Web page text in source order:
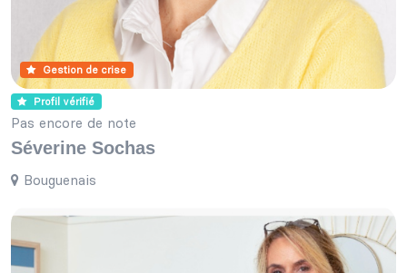
Gestion de crise
Profil vérifié
Pas encore de note
Séverine Sochas
Bouguenais